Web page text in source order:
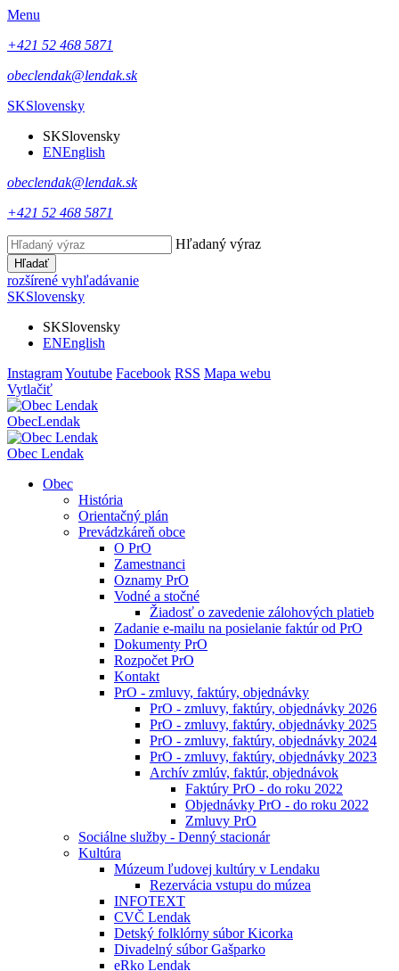
Menu
+421 52 468 5871
obeclendak@lendak.sk
SKSlovensky
SKSlovensky
ENEnglish
obeclendak@lendak.sk
+421 52 468 5871
Hľadaný výraz
Hľadať
rozšírené vyhľadávanie
SKSlovensky
SKSlovensky
ENEnglish
InstagramYoutube Facebook RSS Mapa webu
Vytlačiť
ObecLendak
Obec Lendak
Obec
História
Orientačný plán
Prevádzkáreň obce
O PrO
Zamestnanci
Oznamy PrO
Vodné a stočné
Žiadosť o zavedenie zálohových platieb
Zadanie e-mailu na posielanie faktúr od PrO
Dokumenty PrO
Rozpočet PrO
Kontakt
PrO - zmluvy, faktúry, objednávky
PrO - zmluvy, faktúry, objednávky 2026
PrO - zmluvy, faktúry, objednávky 2025
PrO - zmluvy, faktúry, objednávky 2024
PrO - zmluvy, faktúry, objednávky 2023
Archív zmlúv, faktúr, objednávok
Faktúry PrO - do roku 2022
Objednávky PrO - do roku 2022
Zmluvy PrO
Sociálne služby - Denný stacionár
Kultúra
Múzeum ľudovej kultúry v Lendaku
Rezervácia vstupu do múzea
INFOTEXT
CVČ Lendak
Detský folklórny súbor Kicorka
Divadelný súbor Gašparko
eRko Lendak